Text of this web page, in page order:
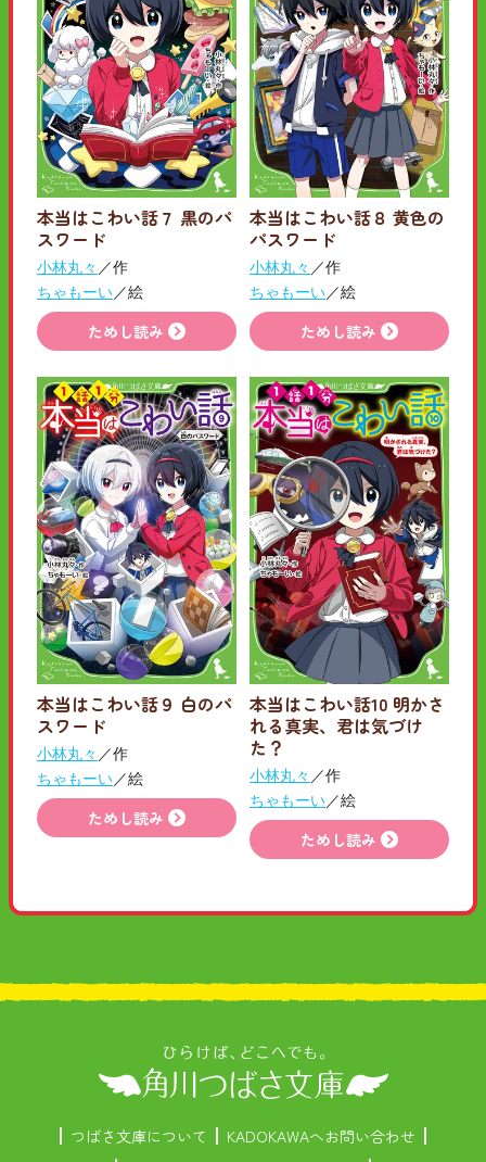
本当はこわい話７ 黒のパ
スワード
小林丸々 ／作
ちゃもーい／絵
ためし読み
本当はこわい話８ 黄色の
パスワード
小林丸々 ／作
ちゃもーい／絵
ためし読み
本当はこわい話９ 白のパ
スワード
小林丸々 ／作
ちゃもーい／絵
ためし読み
本当はこわい話10 明かさ
れる真実、君は気づけ
た？
小林丸々 ／作
ちゃもーい／絵
ためし読み
つばさ文庫について
KADOKAWAへお問い合わせ